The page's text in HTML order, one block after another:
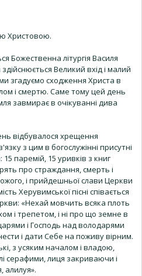
Христовою.
Божественна літургія Василя
Великий вхід і малий
згадуємо сходження Христа в
і смертю. Саме тому цей день
завмирає в очікуванні дива
відбувалося хрещення
з цим в богослужінні присутні
паремій, 15 уривків з книг
про страждання, смерть і
і прийдешньої слави Церкви
Херувимської пісні співається
«Нехай мовчить всяка плоть
і трепетом, і ні про що земне в
і Господь над володарями
і дати Себе на поживу вірним.
з усяким началом і владою,
серафими, лиця закриваючи і
алилуя».